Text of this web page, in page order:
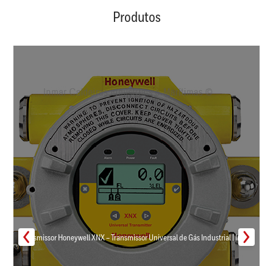
Produtos
Transmissor Honeywell XNX – Transmissor Universal de Gás Industrial | Inmar